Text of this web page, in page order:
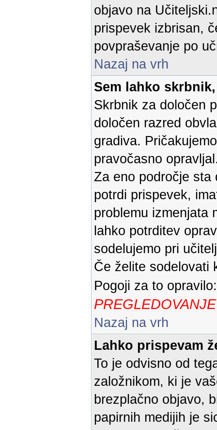
objavo na
prispevek izbrisan,
povpraševanje po
Nazaj na vrh
Sem lahko
Skrbnik za določen
določen razred
gradiva.
pravočasno
Za eno področje sta
potrdi prispevek,
problemu izmenjata
lahko potrditev
sodelujemo pri
Če želite
Pogoji za to
Nazaj na vrh
Lahko prispevam
To je odvisno od
založnikom, ki je
brezplačno objavo,
papirnih medijih je